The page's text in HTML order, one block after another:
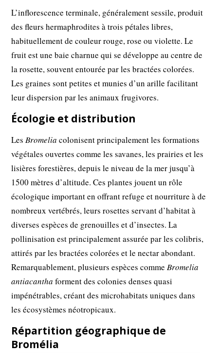
L’inflorescence terminale, généralement sessile, produit
des fleurs hermaphrodites à trois pétales libres,
habituellement de couleur rouge, rose ou violette. Le
fruit est une baie charnue qui se développe au centre de
la rosette, souvent entourée par les bractées colorées.
Les graines sont petites et munies d’un arille facilitant
leur dispersion par les animaux frugivores.
Écologie et distribution
LesBromelia colonisent principalement les formations
végétales ouvertes comme les savanes, les prairies et les
lisières forestières, depuis le niveau de la mer jusqu’à
1500 mètres d’altitude. Ces plantes jouent un rôle
écologique important en offrant refuge et nourriture à de
nombreux vertébrés, leurs rosettes servant d’habitat à
diverses espèces de grenouilles et d’insectes. La
pollinisation est principalement assurée par les colibris,
attirés par les bractées colorées et le nectar abondant.
Remarquablement, plusieurs espèces commeBromelia
antiacantha forment des colonies denses quasi
impénétrables, créant des microhabitats uniques dans
les écosystèmes néotropicaux.
Répartition géographique de
Bromélia